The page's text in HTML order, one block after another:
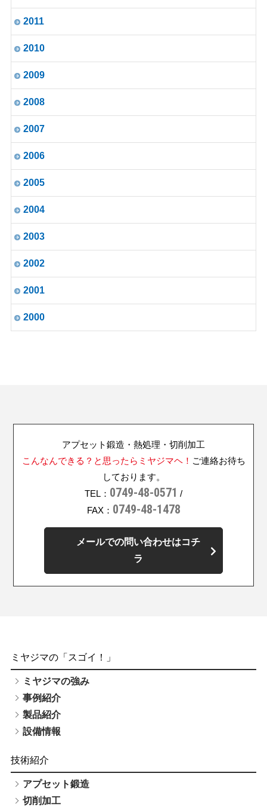
2011
2010
2009
2008
2007
2006
2005
2004
2003
2002
2001
2000
アプセット鍛造・熱処理・切削加工
こんなんできる？と思ったらミヤジマヘ！ ご連絡お待ち
しております。
TEL： 0749-48-0571 /
FAX： 0749-48-1478
メールでの問い合わせはコチ
ラ
ミヤジマの「スゴイ！」
ミヤジマの強み
事例紹介
製品紹介
設備情報
技術紹介
アプセット鍛造
切削加工